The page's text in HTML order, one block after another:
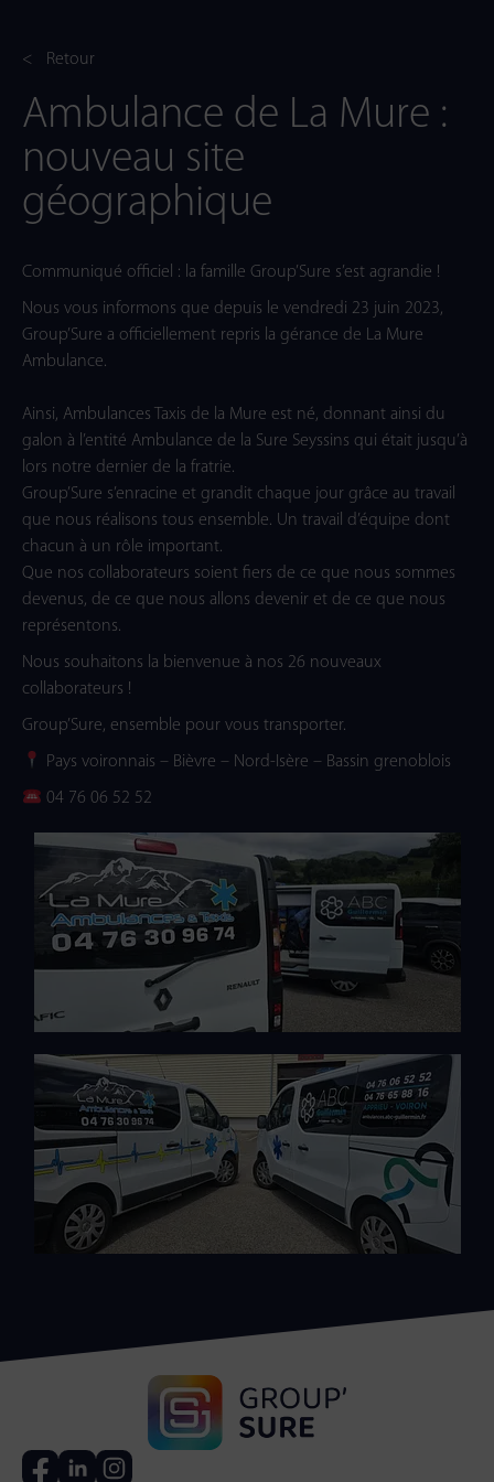
< Retour
Ambulance de La Mure :
nouveau site
géographique
Communiqué officiel : la famille Group’Sure s’est agrandie !
Nous vous informons que depuis le vendredi 23 juin 2023,
Group’Sure a officiellement repris la gérance de La Mure
Ambulance.
Ainsi, Ambulances Taxis de la Mure est né, donnant ainsi du
galon à l’entité Ambulance de la Sure Seyssins qui était jusqu’à
lors notre dernier de la fratrie.
Group’Sure s’enracine et grandit chaque jour grâce au travail
que nous réalisons tous ensemble. Un travail d’équipe dont
chacun à un rôle important.
Que nos collaborateurs soient fiers de ce que nous sommes
devenus, de ce que nous allons devenir et de ce que nous
représentons.
Nous souhaitons la bienvenue à nos 26 nouveaux
collaborateurs !
Group’Sure, ensemble pour vous transporter.
Pays voironnais – Bièvre – Nord-Isère – Bassin grenoblois
04 76 06 52 52